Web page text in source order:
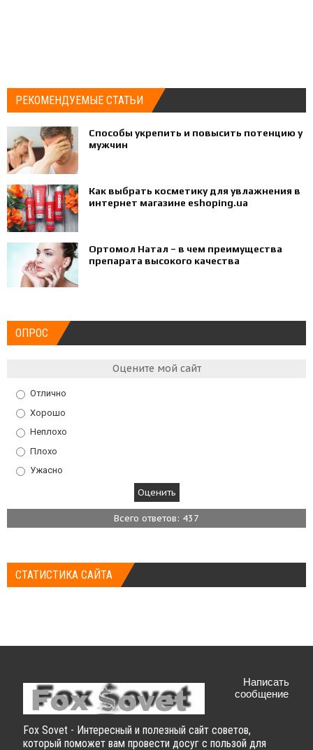
РЕКОМЕНДУЕМЫЕ СТАТЬИ
Способы укрепить и повысить потенцию у
мужчин
Как выбрать косметику для увлажнения в
интернет магазине eshoping.ua
Ортомол Натал – в чем преимущества
препарата высокого качества
ОПРОС
Оцените мой сайт
Отлично
Хорошо
Неплохо
Плохо
Ужасно
Всего ответов: 437
СТАТИСТИКА САЙТА
Fox Sovet - Интересный и полезный сайт советов,
который поможет вам провести досуг с пользой для
Написать
сообщение